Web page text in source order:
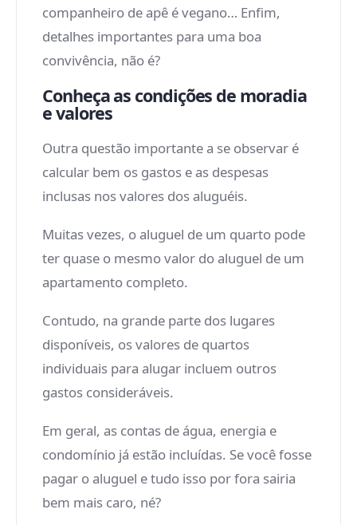
companheiro de apê é vegano… Enfim,
detalhes importantes para uma boa
convivência, não é?
Conheça as condições de moradia
e valores
Outra questão importante a se observar é
calcular bem os gastos e as despesas
inclusas nos valores dos aluguéis.
Muitas vezes, o aluguel de um quarto pode
ter quase o mesmo valor do aluguel de um
apartamento completo.
Contudo, na grande parte dos lugares
disponíveis, os valores de quartos
individuais para alugar incluem outros
gastos consideráveis.
Em geral, as contas de água, energia e
condomínio já estão incluídas. Se você fosse
pagar o aluguel e tudo isso por fora sairia
bem mais caro, né?